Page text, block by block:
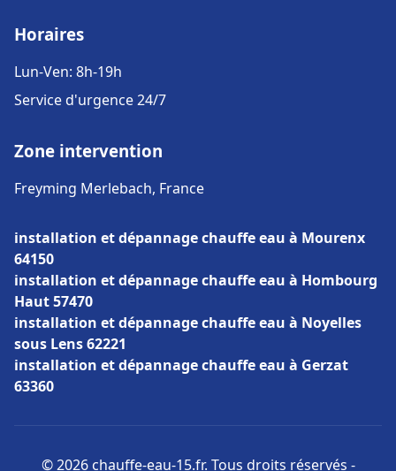
Horaires
Lun-Ven: 8h-19h
Service d'urgence 24/7
Zone intervention
Freyming Merlebach, France
installation et dépannage chauffe eau à Mourenx
64150
installation et dépannage chauffe eau à Hombourg
Haut 57470
installation et dépannage chauffe eau à Noyelles
sous Lens 62221
installation et dépannage chauffe eau à Gerzat
63360
© 2026 chauffe-eau-15.fr. Tous droits réservés -